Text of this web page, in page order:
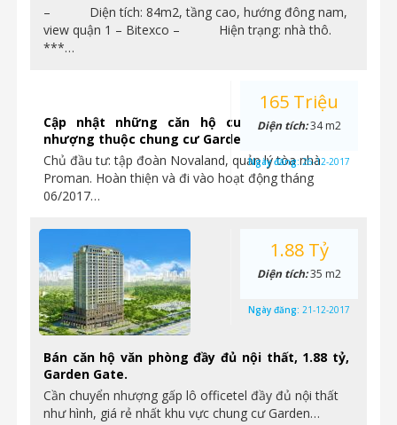
– Diện tích: 84m2, tầng cao, hướng đông nam,
view quận 1 – Bitexco – Hiện trạng: nhà thô.
***…
Cập nhật những căn hộ cuối cùng chuyển
nhượng thuộc chung cư Garden Gate
Chủ đầu tư: tập đoàn Novaland, quản lý tòa nhà
Proman. Hoàn thiện và đi vào hoạt động tháng
06/2017…
165 Triệu
Diện tích:34 m2
Ngày đăng:26-12-2017
Bán căn hộ văn phòng đầy đủ nội thất, 1.88 tỷ,
Garden Gate.
Cần chuyển nhượng gấp lô officetel đầy đủ nội thất
như hình, giá rẻ nhất khu vực chung cư Garden…
1.88 Tỷ
Diện tích:35 m2
Ngày đăng: 21-12-2017